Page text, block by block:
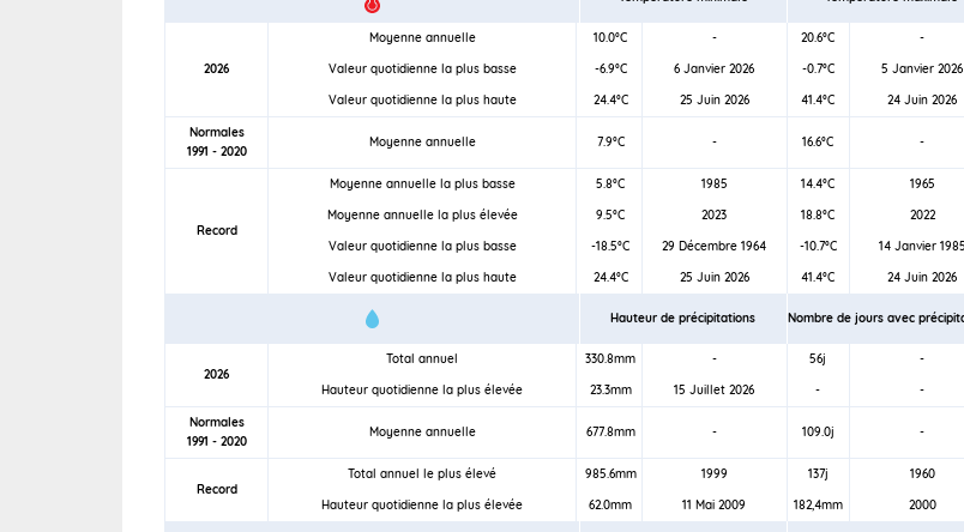
2026
Moyenne annuelle
Valeur quotidienne la plus basse
Valeur quotidienne la plus haute
10.0°C
-6.9°C
24.4°C
-
6 Janvier 2026
25 Juin 2026
20.6°C
-0.7°C
41.4°C
-
5 Janvier 2026
24 Juin 2026
Normales
1991 - 2020
Moyenne annuelle 7.9°C - 16.6°C -
Record
Moyenne annuelle la plus basse
Moyenne annuelle la plus élevée
Valeur quotidienne la plus basse
Valeur quotidienne la plus haute
5.8°C
9.5°C
-18.5°C
24.4°C
1985
2023
29 Décembre 1964
25 Juin 2026
14.4°C
18.8°C
-10.7°C
41.4°C
1965
2022
14 Janvier 1985
24 Juin 2026
Hauteur de précipitations Nombre de jours avec
2026
Total annuel
Hauteur quotidienne la plus élevée
330.8mm
23.3mm
-
15 Juillet 2026
56j
-
-
-
Normales
1991 - 2020
Moyenne annuelle 677.8mm - 109.0j -
Record
Total annuel le plus élevé
Hauteur quotidienne la plus élevée
985.6mm
62.0mm
1999
11 Mai 2009
137j
182,4mm
1960
2000